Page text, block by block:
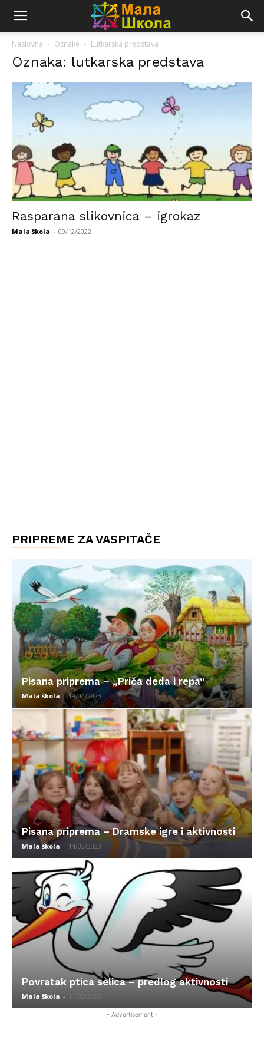
Naslovna Oznake Lutkarska predstava
Oznaka: lutkarska predstava
Rasparana slikovnica – igrokaz
Mala škola - 09/12/2022
PRIPREME ZA VASPITAČE
Pisana priprema – „Priča deda i repa“
Mala škola - 19/04/2023
Pisana priprema – Dramske igre i aktivnosti
Mala škola - 14/03/2023
Povratak ptica selica – predlog aktivnosti
Mala škola - 11/03/2023
- Advertisement -